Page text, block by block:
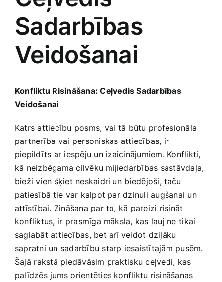
Jaunākie pārdevēji
Pirktākās preces
Raksti
Grāmatas
Gudrā māja
Mājai un remontam
Mājražotājiem
Mājsaimniecības preces
Mēbeles un interjers
Medicīnas preces
Mobilie telefoni, planšetdatori
Sadarbības
Veidošanai
Konfliktu Risināšana: Ceļvedis Sadarbības
Veidošanai
Katrs attiecību posms, ‌vai ⁤tā⁤ būtu⁣ profesionāla
partnerība vai⁢ personiskas attiecības, ⁤ir
piepildīts ar iespēju un⁢ izaicinājumiem. Konflikti,
kā neizbēgama cilvēku mijiedarbības sastāvdaļa,
bieži vien šķiet ‌neskaidri un⁤ biedējoši, ⁤taču
patiesībā tie⁢ var kalpot par‌ dzinuli ‍augšanai un
attīstībai. Zināšana par‌ to, kā ‍pareizi risināt
konfliktus, ⁤ir prasmīga māksla, kas ļauj ne⁢ tikai⁢
saglabāt attiecības, bet arī veidot ‌dziļāku⁢
sapratni ‍un sadarbību starp iesaistītajām ​pusēm.‍
Šajā ⁢rakstā piedāvāsim⁢ praktisku​ ceļvedi, kas
palīdzēs jums orientēties konfliktu risināšanas